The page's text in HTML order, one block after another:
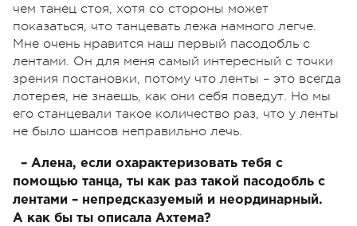
чем танец стоя, хотя со стороны может
показаться, что танцевать лежа намного легче.
Мне очень нравится наш первый пасодобль с
лентами. Он для меня самый интересный с точки
зрения постановки, потому что ленты – это всегда
лотерея, не знаешь, как они себя поведут. Но мы
его станцевали такое количество раз, что у ленты
не было шансов неправильно лечь.
– Алена, если охарактеризовать тебя с
помощью танца, ты как раз такой пасодобль с
лентами – непредсказуемый и неординарный.
А как бы ты описала Ахтема?